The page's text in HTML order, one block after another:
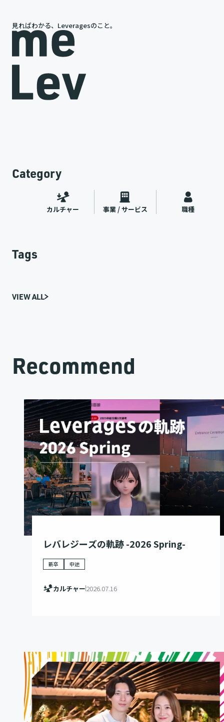
見ればわかる、Leveragesのこと。
槻が語る、レバレジーズの今と未来
代表インタビュー
2026.07.09
Category
カルチャー 事業 / サービス 職種
Tags
VIEW ALL
Recommend
レバレジーズの軌跡 -2026 Spring-
新卒 中途
カルチャー2026.07.16